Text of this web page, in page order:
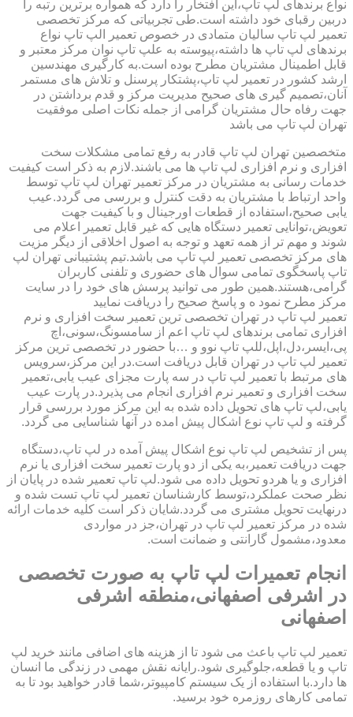
نواع برندهای لپ تاپ،این افتخار را دارد که همواره برترین رتبه را
دربین رقبای خود داشته است.طی تجربیاتی که مرکز تخصصی
تعمیر لپ تاپ سالیان متمادی در خصوص تعمیر الپ تاپ نواع
برندهای لپ تاپ ها داشته،پیوسته به علپ تاپ نوان مرکز معتبر و
قابل اطمینال مشتریان مطرح بوده است.به کارگیری مهندسین
ارشد کشور در تعمیر لپ تاپ،پشتکار پرسنل و تلاش های مستمر
آنان،تصمیم گیری های صحیح مدیریت مرکز و قدم برداشتن در
جهت رفاه حال مشتریان گرامی از جمله نکات اصلی موفقیت
تهران لپ تاپ می باشد
متخصصین تهران لپ تاپ قادر به رفع تمامی مشکلات سخت
افزاری و نرم افزاری لپ تاپ ها می باشند.لازم به ذکر است کیفیت
خدمات رسانی به مشتریان در مرکز تعمیر تهران لپ تاپ توسط
واحد ارتباط با مشتریان به دقت کنترل و بررسی می گردد.عیب
یابی صحیح،استفاده از قطعات اورجینال و با کیفیت جهت
تعویض،توانایی تعمیر دستگاه هایی که غیر قابل تعمیر اعلام می
شوند و مهم تر از همه تعهد و توجه به اصول اخلاقی از دیگر مزیت
های مرکز تخصصی تعمیر لپ تاپ می باشد.تیم پشتیبانی تهران لپ
تاپ پاسخگوی تمامی سوال های حضوری و تلفنی کاربران
گرامی،هستند.همین طور می توانید پرسش های خود را در سایت
مرکز مطرح نمود ه و پاسخ صحیح را دریافت نمایید
تعمیر لپ تاپ در تهران تخصصی ترین تعمیر سخت افزاری و نرم
افزاری تمامی برندهای لپ تاپ اعم از سامسونگ،سونی،اچ
پی،ایسر،دل،اپل،للپ تاپ نوو و …با حضور در تخصصی ترین مرکز
تعمیر لپ تاپ در تهران قابل دریافت است.در این مرکز،سرویس
های مرتبط با تعمیر لپ تاپ در سه پارت مجزای عیب یابی،تعمیر
سخت افزاری و تعمیر نرم افزاری انجام می پذیرد.در پارت عیب
یابی،لپ تاپ های تحویل داده شده به این مرکز مورد بررسی قرار
گرفته و لپ تاپ نوع اشکال پیش امده در آنها شناسایی می گردد.
پس از تشخیص لپ تاپ نوع اشکال پیش آمده در لپ تاپ،دستگاه
جهت دریافت تعمیر،به یکی از دو پارت تعمیر سخت افزاری یا نرم
افزاری و یا هردو تحویل داده می شود.لپ تاپ تعمیر شده در پایان از
نظر صحت عملکرد،توسط کارشناسان تعمیر لپ تاپ تست شده و
درنهایت تحویل مشتری می گردد.شایان ذکر است کلیه خدمات ارائه
شده در مرکز تعمیر لپ تاپ در تهران،جز در مواردی
معدود،مشمول گارانتی و ضمانت است.
انجام تعمیرات لپ تاپ به صورت تخصصی
در اشرفی اصفهانی،منطقه اشرفی
اصفهانی
تعمیر لپ تاپ باعث می شود تا از هزینه های اضافی مانند خرید لپ
تاپ و یا قطعه،جلوگیری شود.رایانه نقش مهمی در زندگی ما انسان
ها دارد.با استفاده از یک سیستم کامپیوتر،شما قادر خواهید بود تا به
تمامی کارهای روزمره خود برسید.